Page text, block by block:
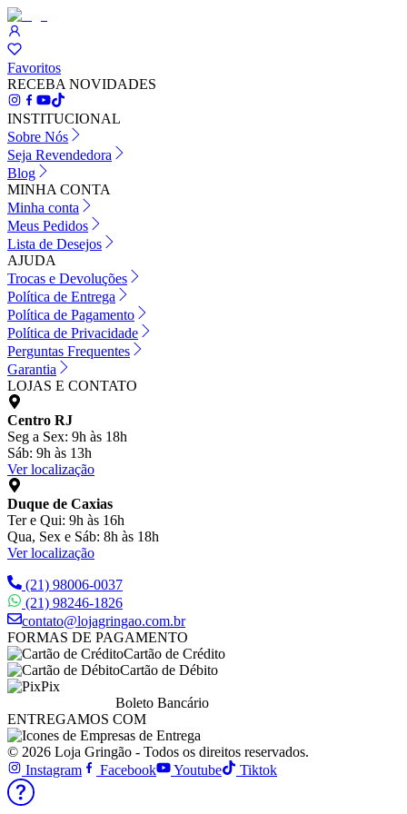
Favoritos
RECEBA NOVIDADES
INSTITUCIONAL
Sobre Nós
Seja Revendedora
Blog
MINHA CONTA
Minha conta
Meus Pedidos
Lista de Desejos
AJUDA
Trocas e Devoluções
Política de Entrega
Política de Pagamento
Política de Privacidade
Perguntas Frequentes
Garantia
LOJAS E CONTATO
Centro RJ
Seg a Sex: 9h às 18h
Sáb: 9h às 13h
Ver localização
Duque de Caxias
Ter e Qui: 9h às 16h
Qua, Sex e Sáb: 8h às 18h
Ver localização
(21) 98006-0037
(21) 98246-1826
contato@lojagringao.com.br
FORMAS DE PAGAMENTO
Cartão de Crédito
Cartão de Débito
Pix
Boleto Bancário
ENTREGAMOS COM
© 2026 Loja Gringão - Todos os direitos reservados.
Instagram
Facebook Youtube Tiktok